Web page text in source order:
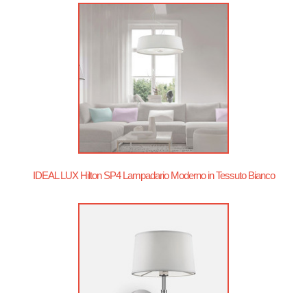
IDEAL LUX Hilton SP4 Lampadario Moderno in Tessuto Bianco